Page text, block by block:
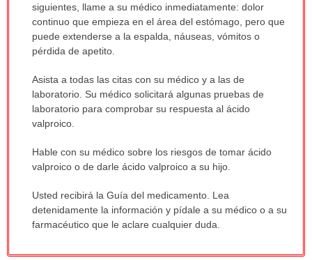
siguientes, llame a su médico inmediatamente: dolor
continuo que empieza en el área del estómago, pero que
puede extenderse a la espalda, náuseas, vómitos o
pérdida de apetito.
Asista a todas las citas con su médico y a las de
laboratorio. Su médico solicitará algunas pruebas de
laboratorio para comprobar su respuesta al ácido
valproico.
Hable con su médico sobre los riesgos de tomar ácido
valproico o de darle ácido valproico a su hijo.
Usted recibirá la Guía del medicamento. Lea
detenidamente la información y pídale a su médico o a su
farmacéutico que le aclare cualquier duda.